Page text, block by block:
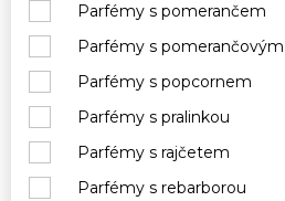
Parfémy s pomerančem
Parfémy s
Parfémy s popcornem
Parfémy s pralinkou
Parfémy s rajčetem
Parfémy s rebarborou